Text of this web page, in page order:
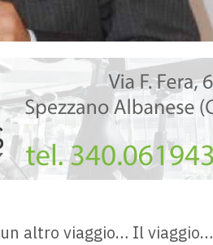
un altro viaggio… Il viaggio…